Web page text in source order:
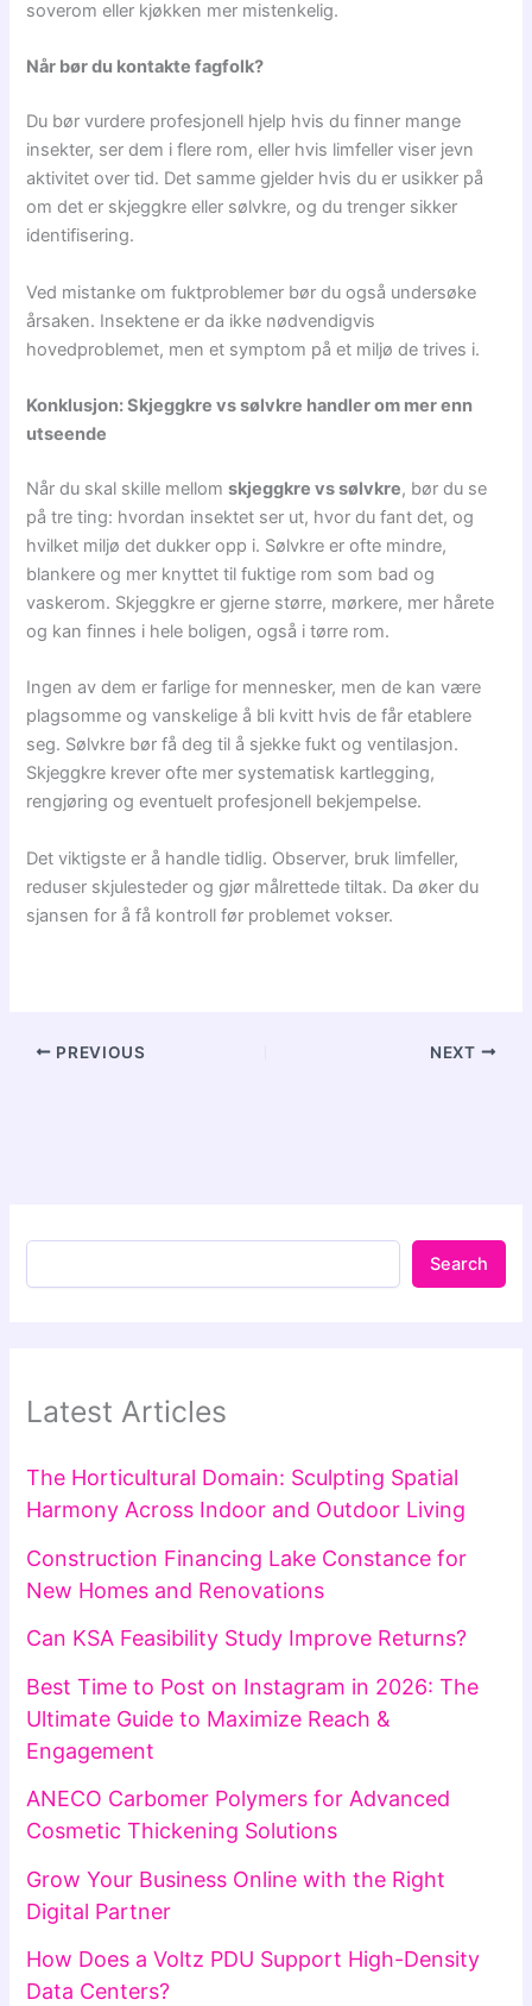
soverom eller kjøkken mer mistenkelig.
Når bør du kontakte fagfolk?
Du bør vurdere profesjonell hjelp hvis du finner mange
insekter, ser dem i flere rom, eller hvis limfeller viser jevn
aktivitet over tid. Det samme gjelder hvis du er usikker på
om det er skjeggkre eller sølvkre, og du trenger sikker
identifisering.
Ved mistanke om fuktproblemer bør du også undersøke
årsaken. Insektene er da ikke nødvendigvis
hovedproblemet, men et symptom på et miljø de trives i.
Konklusjon: Skjeggkre vs sølvkre handler om mer enn
utseende
Når du skal skille mellomskjeggkre vs sølvkre, bør du se
på tre ting: hvordan insektet ser ut, hvor du fant det, og
hvilket miljø det dukker opp i. Sølvkre er ofte mindre,
blankere og mer knyttet til fuktige rom som bad og
vaskerom. Skjeggkre er gjerne større, mørkere, mer hårete
og kan finnes i hele boligen, også i tørre rom.
Ingen av dem er farlige for mennesker, men de kan være
plagsomme og vanskelige å bli kvitt hvis de får etablere
seg. Sølvkre bør få deg til å sjekke fukt og ventilasjon.
Skjeggkre krever ofte mer systematisk kartlegging,
rengjøring og eventuelt profesjonell bekjempelse.
Det viktigste er å handle tidlig. Observer, bruk limfeller,
reduser skjulesteder og gjør målrettede tiltak. Da øker du
sjansen for å få kontroll før problemet vokser.
PREVIOUS NEXT
Search
Latest Articles
The Horticultural Domain: Sculpting Spatial
Harmony Across Indoor and Outdoor Living
Construction Financing Lake Constance for
New Homes and Renovations
Can KSA Feasibility Study Improve Returns?
Best Time to Post on Instagram in 2026: The
Ultimate Guide to Maximize Reach &
Engagement
ANECO Carbomer Polymers for Advanced
Cosmetic Thickening Solutions
Grow Your Business Online with the Right
Digital Partner
How Does a Voltz PDU Support High-Density
Data Centers?